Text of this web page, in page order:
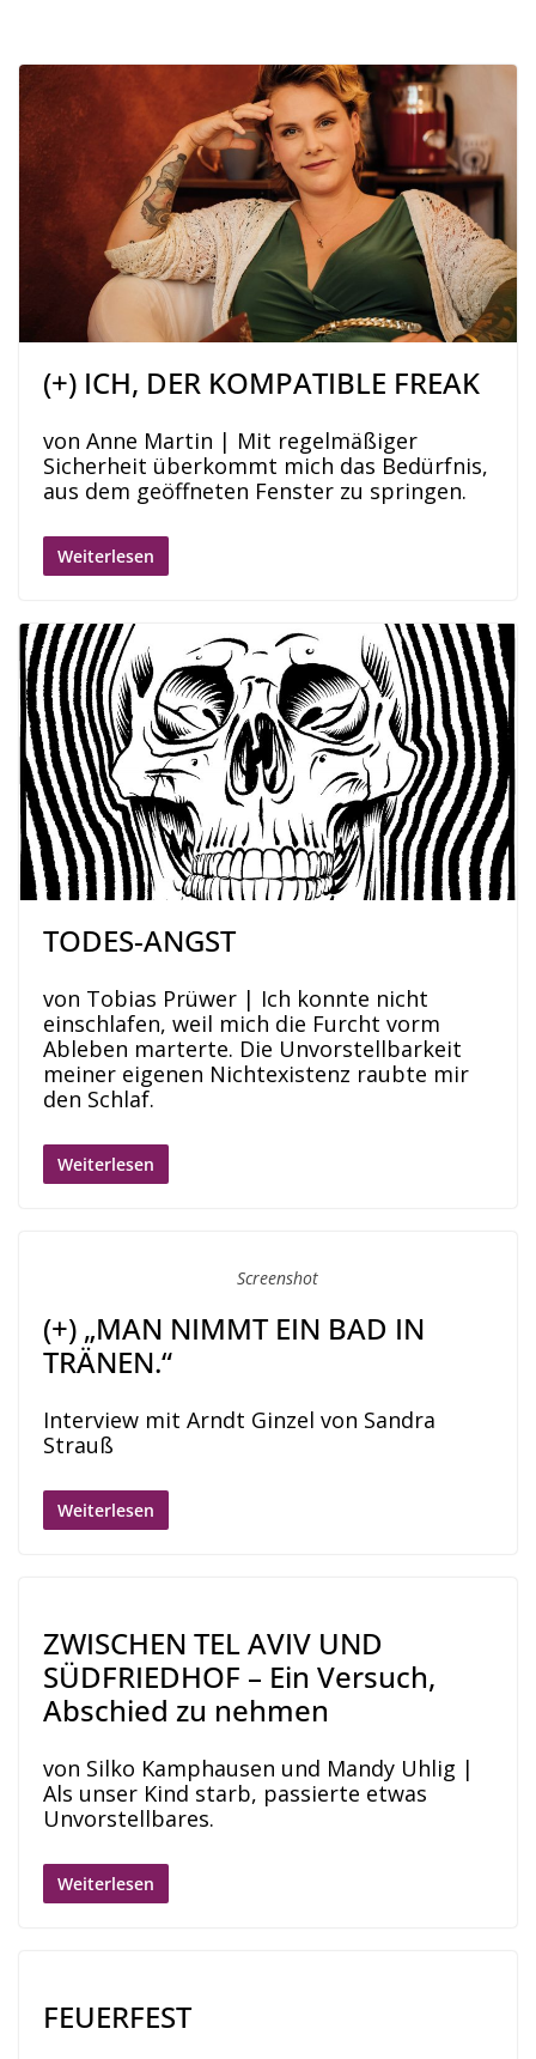
(+) ICH, DER KOMPATIBLE FREAK
von Anne Martin | Mit regelmäßiger
Sicherheit überkommt mich das Bedürfnis,
aus dem geöffneten Fenster zu springen.
Weiterlesen
TODES-ANGST
von Tobias Prüwer | Ich konnte nicht
einschlafen, weil mich die Furcht vorm
Ableben marterte. Die Unvorstellbarkeit
meiner eigenen Nichtexistenz raubte mir
den Schlaf.
Weiterlesen
Screenshot
(+) „MAN NIMMT EIN BAD IN
TRÄNEN.“
Interview mit Arndt Ginzel von Sandra
Strauß
Weiterlesen
ZWISCHEN TEL AVIV UND
SÜDFRIEDHOF – Ein Versuch,
Abschied zu nehmen
von Silko Kamphausen und Mandy Uhlig |
Als unser Kind starb, passierte etwas
Unvorstellbares.
Weiterlesen
FEUERFEST